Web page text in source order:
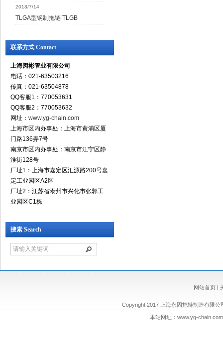
2018/7/14
TLGA型钢制拖链 TLGB
联系方式 Contact
上海闵彬管业有限公司
电话：021-63503216
传真：021-63504878
QQ客服1：770053631
QQ客服2：770053632
网址： www.yg-chain.com
上海市区内办事处：上海市黄浦区厦
门路136弄7号
南京市区内办事处：南京市江宁区静
淮街128号
厂址1：上海市嘉定区汇源路200号嘉
定工业园区A2区
厂址2：江苏省泰州市兴化市张郭工
业园区C1栋
搜索 Search
网站首页|
Copyright 2017 上海永固拖链制造有限
本站网址： www.yg-chain.com